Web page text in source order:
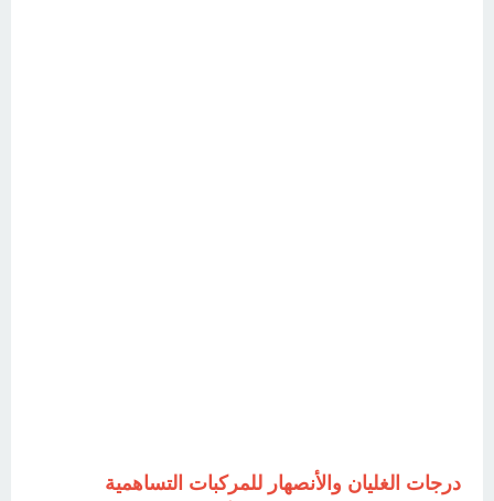
درجات الغليان والأنصهار للمركبات التساهمية